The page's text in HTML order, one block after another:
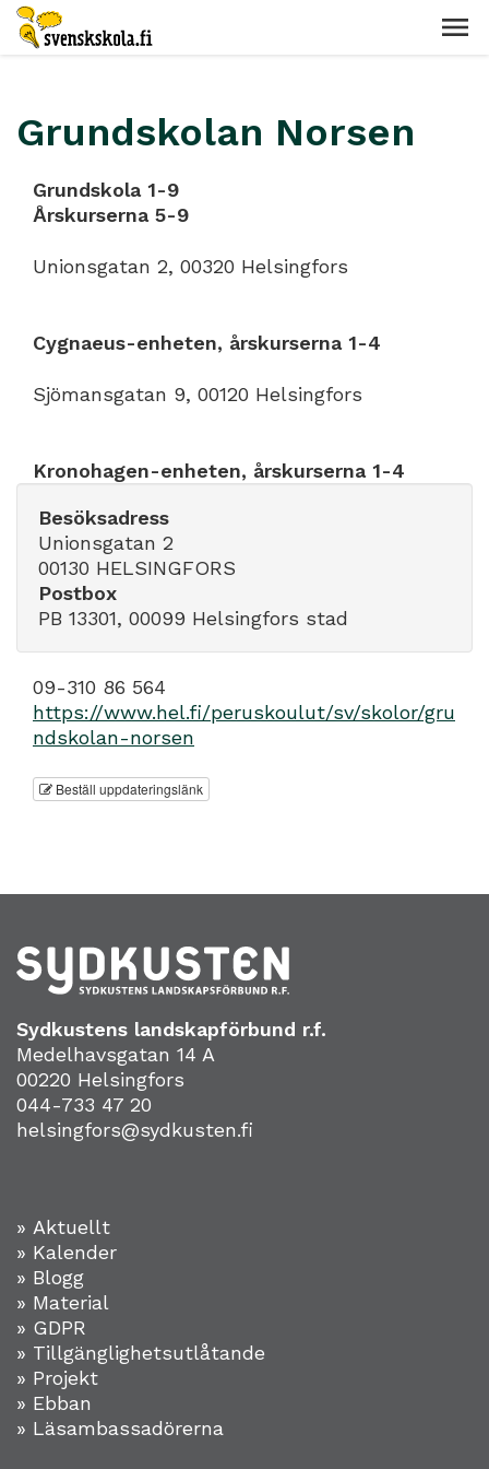
Grundskolan Norsen
Grundskola 1-9
Årskurserna 5-9
Unionsgatan 2, 00320 Helsingfors
Cygnaeus-enheten, årskurserna 1-4
Sjömansgatan 9, 00120 Helsingfors
Kronohagen-enheten, årskurserna 1-4
Besöksadress
Unionsgatan 2
00130 HELSINGFORS
Postbox
PB 13301, 00099 Helsingfors stad
09-310 86 564
https://www.hel.fi/peruskoulut/sv/skolor/gru
ndskolan-norsen
Beställ uppdateringslänk
Sydkustens landskapförbund r.f.
Medelhavsgatan 14 A
00220 Helsingfors
044-733 47 20
helsingfors@sydkusten.fi
» Aktuellt
» Kalender
» Blogg
» Material
» GDPR
» Tillgänglighetsutlåtande
» Projekt
» Ebban
» Läsambassadörerna